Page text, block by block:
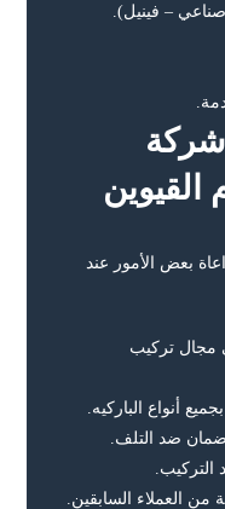
– فينيل).
شركة
القيوين
بعض الأمور عند
مجال تركيب
أنواع الباركيه.
ضد التلف.
التركيب.
من العملاء السابقين.